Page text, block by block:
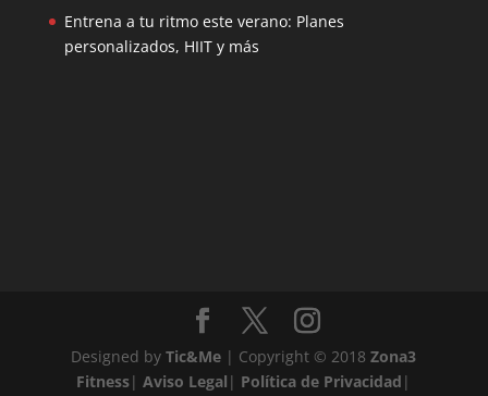
Entrena a tu ritmo este verano: Planes
personalizados, HIIT y más
Designed byTic&Me | Copyright © 2018Zona3
Fitness|Aviso Legal | Política de Privacidad |